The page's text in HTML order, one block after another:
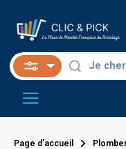
Page d'accueil